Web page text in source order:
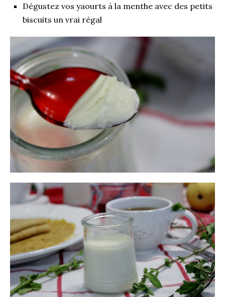
Dégustez vos yaourts à la menthe avec des petits
biscuits un vrai régal